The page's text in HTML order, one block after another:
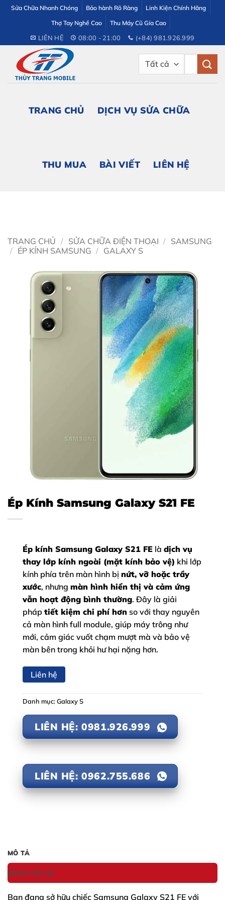
dung
Sửa Chữa Nhanh Chóng Bảo hành Rõ Ràng
Linh Kiện Chính Hãng
Thợ Tay Nghề Cao
Thu Máy Cũ Gía Cao
LIÊN HỆ 08:00 - 21:00 (+84) 981.926.999
TRANG CHỦ DỊCH VỤ SỬA CHỮA
THU MUA BÀI VIẾT LIÊN HỆ
TRANG CHỦ / SỬA CHỮA ĐIỆN THOẠI / SAMSUNG
/ ÉP KÍNH SAMSUNG / GALAXY S
Ép Kính Samsung Galaxy S21 FE
Ép kính Samsung Galaxy S21 FE là dịch vụ
thay lớp kính ngoài (mặt kính bảo vệ) khi lớp
kính phía trên màn hình bị nứt, vỡ hoặc trầy
xước, nhưng màn hình hiển thị và cảm ứng
vẫn hoạt động bình thường. Đây là giải
pháp tiết kiệm chi phí hơn so với thay nguyên
cả màn hình full module, giúp máy trông như
mới, cảm giác vuốt chạm mượt mà và bảo vệ
màn bên trong khỏi hư hại nặng hơn.
Liên hệ
Danh mục:Galaxy S
LIÊN HỆ: 0981.926.999
LIÊN HỆ: 0962.755.686
MÔ TẢ
ĐÁNH GIÁ (0)
Bạn đang sở hữu chiếc Samsung Galaxy S21 FE với